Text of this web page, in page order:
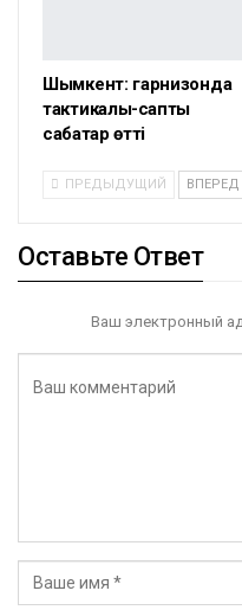
Шымкент: гарнизонда
тактикалық-саптық
сабақтар өтті
ПРЕДЫДУЩИЙ ВПЕРЕД
Оставьте Ответ
Ваш электронный